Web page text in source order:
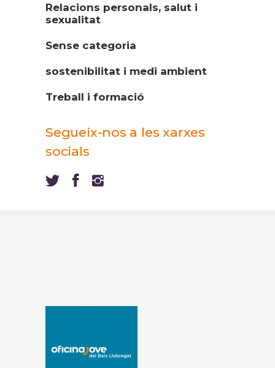
Relacions personals, salut i
sexualitat
Sense categoria
sostenibilitat i medi ambient
Treball i formació
Segueix-nos a les xarxes
socials